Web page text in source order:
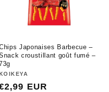
Japonaises Barbecue –
croustillant goût fumé –
:
KOIKEYA
EUR